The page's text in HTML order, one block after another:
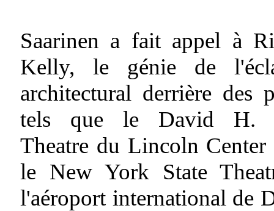
Saarinen a fait appel à
Kelly, le génie de
architectural derrière des
tels que le David H.
Theatre du Lincoln Center
le New York State
l'aéroport international de